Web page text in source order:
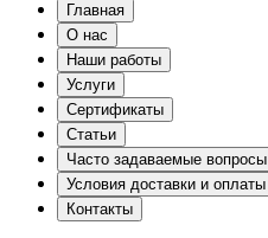
Главная
О нас
Наши работы
Услуги
Сертификаты
Статьи
Часто задаваемые вопросы
Условия доставки и оплаты
Контакты